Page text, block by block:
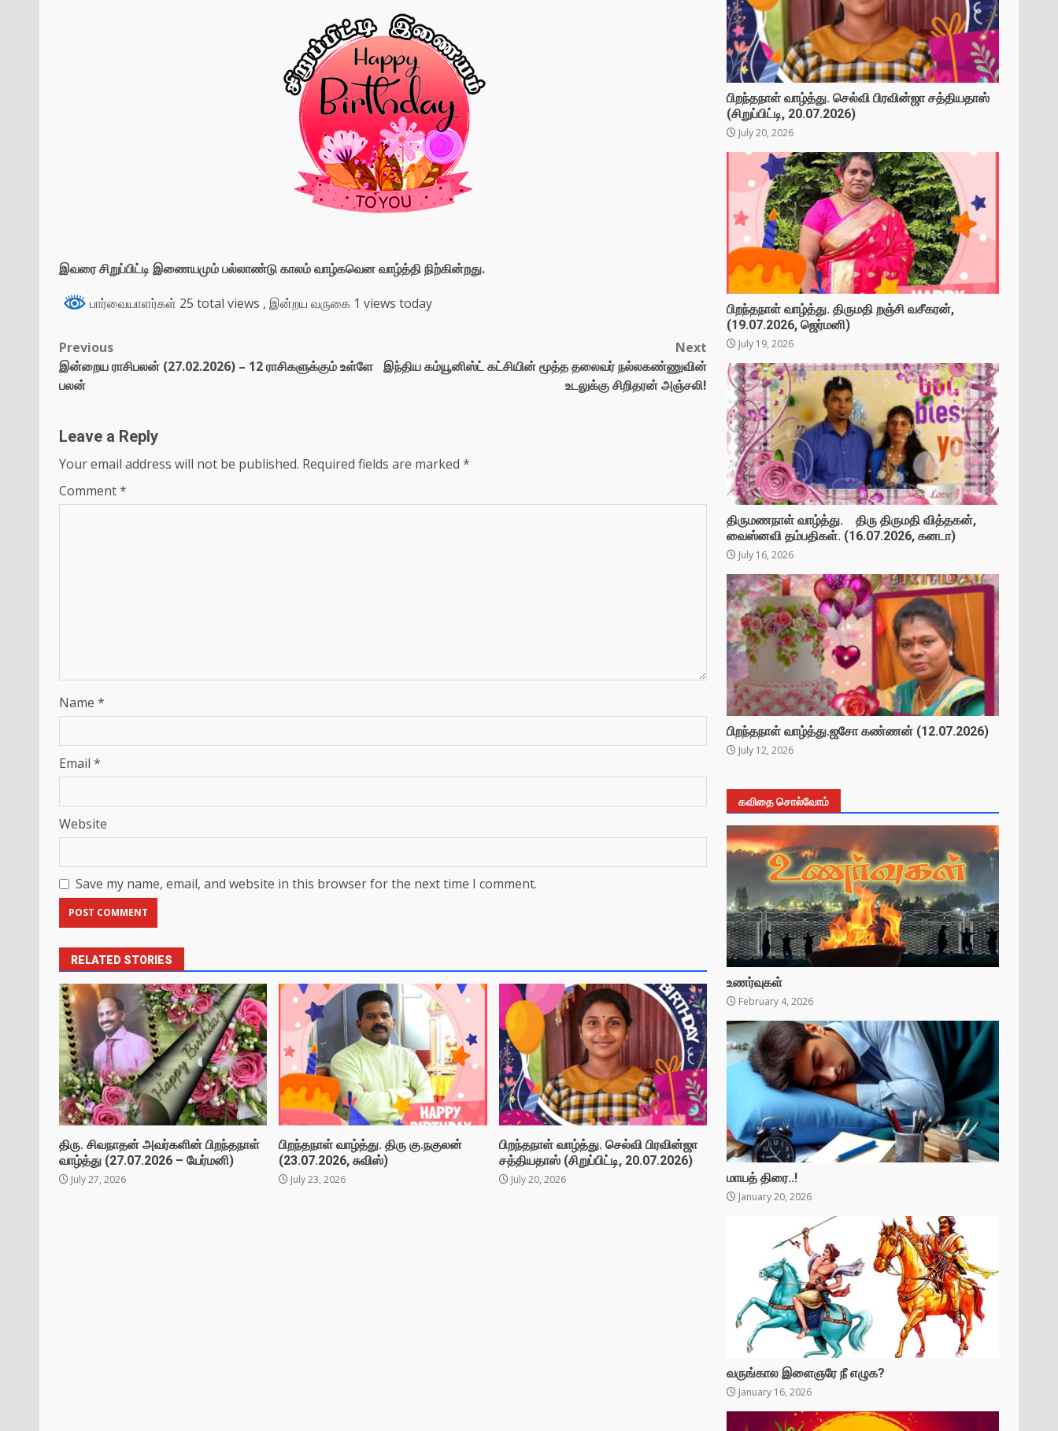
இவரை சிறுப்பிட்டி இணையமும் பல்லாண்டு காலம் வாழ்கவென வாழ்த்தி நிற்கின்றது.
பார்வையாளர்கள் 25 total views , இன்றய வருகை 1 views today
Previous
இன்றைய ராசிபலன் (27.02.2026) – 12 ராசிகளுக்கும் உள்ளே
பலன்
Next
இந்திய கம்யூனிஸ்ட் கட்சியின் மூத்த தலைவர் நல்லகண்ணுவின்
உடலுக்கு சிறிதரன் அஞ்சலி!
Leave a Reply
Your email address will not be published. Required fields are marked *
Comment*
Name *
Email *
Website
Save my name, email, and website in this browser for the next time I comment.
RELATED STORIES
திரு. சிவநாதன் அவர்களின் பிறந்தநாள்
வாழ்த்து (27.07.2026 – யேர்மனி)
July 27, 2026
பிறந்தநாள் வாழ்த்து. திரு கு.நகுலன்
(23.07.2026, சுவிஸ்)
July 23, 2026
பிறந்தநாள் வாழ்த்து. செல்வி பிரவின்ஜா
சத்தியதாஸ் (சிறுப்பிட்டி, 20.07.2026)
July 20, 2026
பிறந்தநாள் வாழ்த்து. செல்வி பிரவின்ஜா சத்தியதாஸ்
(சிறுப்பிட்டி, 20.07.2026)
July 20, 2026
பிறந்தநாள் வாழ்த்து. திருமதி றஞ்சி வசீகரன்,
(19.07.2026, ஜெர்மனி)
July 19, 2026
திருமணநாள் வாழ்த்து. திரு திருமதி வித்தகன்,
வைஸ்னவி தம்பதிகள். (16.07.2026, கனடா)
July 16, 2026
பிறந்தநாள் வாழ்த்து.ஜசோ கண்ணன் (12.07.2026)
July 12, 2026
கவிதை சொல்வோம்
உணர்வுகள்
February 4, 2026
மாயத் திரை..!
January 20, 2026
வருங்கால இளைஞரே நீ எழுக?
January 16, 2026